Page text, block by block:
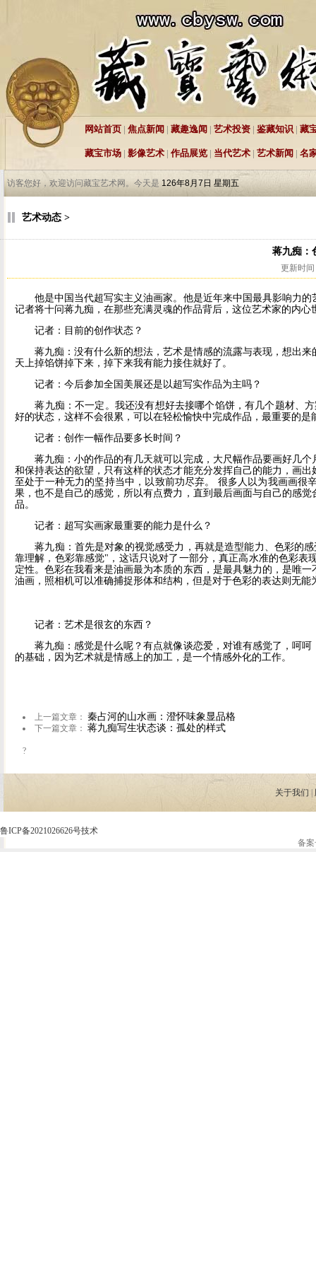
网站首页 | 焦点新闻 | 藏趣逸闻 | 艺术投资 | 鉴藏知识 | 藏
藏宝市场 | 影像艺术 | 作品展览 | 当代艺术 | 艺术新闻 | 名
访客您好，欢迎访问藏宝艺术网。今天是 126年8月7日 星期五
艺术动态 >
蒋九痴：
更新时
他是中国当代超写实主义油画家。他是近年来中国最具影响力的
记者将十问蒋九痴，在那些充满灵魂的作品背后，这位艺术家的内
记者：目前的创作状态？
蒋九痴：没有什么新的想法，艺术是情感的流露与表现，想出来
天上掉馅饼掉下来，掉下来我有能力接住就好了。
记者：今后参加全国美展还是以超写实作品为主吗？
蒋九痴：不一定。我还没有想好去接哪个馅饼，有几个题材、方
好的状态，这样不会很累，可以在轻松愉快中完成作品，最重要的
记者：创作一幅作品要多长时间？
蒋九痴：小的作品的有几天就可以完成，大尺幅作品要画好几个
和保持表达的欲望，只有这样的状态才能充分发挥自己的能力，画
至处于一种无力的坚持当中，以致前功尽弃。 很多人以为我画画
果，也不是自己的感觉，所以有点费力，直到最后画面与自己的感
品。
记者：超写实画家最重要的能力是什么？
蒋九痴：首先是对象的视觉感受力，再就是造型能力、色彩的感
靠理解，色彩靠感觉"，这话只说对了一部分，真正高水准的色彩
定性。色彩在我看来是油画最为本质的东西，是最具魅力的，是唯
油画，照相机可以准确捕捉形体和结构，但是对于色彩的表达则无
记者：艺术是很玄的东西？
蒋九痴：感觉是什么呢？有点就像谈恋爱，对谁有感觉了，呵呵
的基础，因为艺术就是情感上的加工，是一个情感外化的工作。
上一篇文章： 秦占河的山水画：澄怀味象显品格
下一篇文章： 蒋九痴写生状态谈：孤处的样式
?
关于我们
鲁ICP备2021026626号技术
备案